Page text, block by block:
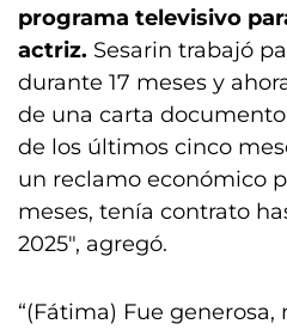
programa televisivo
actriz. Sesarin trabajó
durante 17 meses y
de una carta
de los últimos cinco
un reclamo económico
meses, tenía contrato
2025″, agregó.
“(Fátima) Fue generosa,